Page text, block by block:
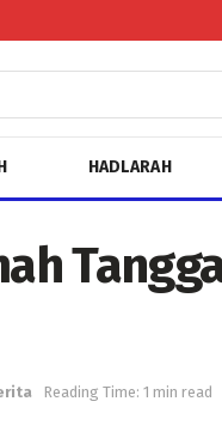
HADLARAH
Reading Time: 1 min read